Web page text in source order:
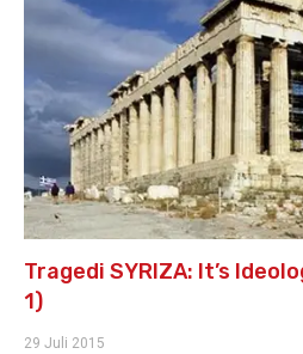
Tragedi SYRIZA: It’s
1)
29 Juli 2015